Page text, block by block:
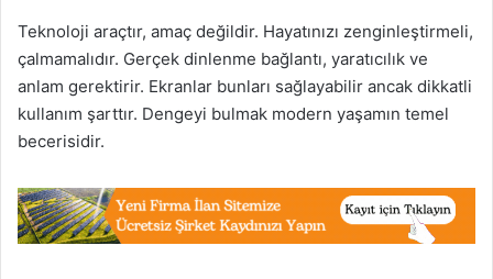
Teknoloji araçtır, amaç değildir. Hayatınızı zenginleştirmeli,
çalmamalıdır. Gerçek dinlenme bağlantı, yaratıcılık ve
anlam gerektirir. Ekranlar bunları sağlayabilir ancak dikkatli
kullanım şarttır. Dengeyi bulmak modern yaşamın temel
becerisidir.